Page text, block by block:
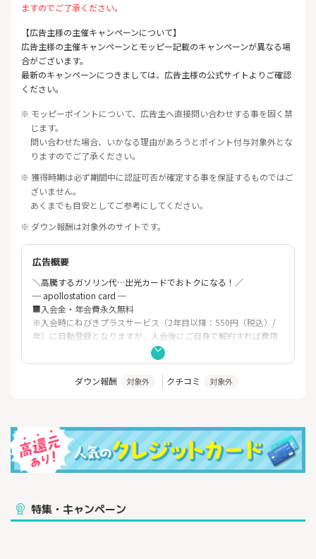
ますのでご了承ください。
【広告主様の主催キャンペーンについて】
広告主様の主催キャンペーンとモッピー記載のキャンペーンが異なる場
合がございます。
最新のキャンペーンにつきましては、広告主様の公式サイトよりご確認
ください。
※ モッピーポイントについて、広告主へ直接問い合わせする事を固く禁
じます。
問い合わせた場合、いかなる理由があろうとポイント付与対象外とな
りますのでご了承ください。
※ 獲得時期は必ず期間中に認証可否が確定する事を保証するものではご
ざいません。
あくまでも目安としてご参考にしてください。
※ ダウン報酬は対象外のサイトです。
広告概要
＼高騰するガソリン代…出光カードでおトクになる！／
─ apollostation card ─
■入会金・年会費永久無料
※入会時にねびきプラスサービス（2年目以降：550円（税込）/
年）に自動登録となりますが、入会後にご自身で解約すれば費用
※有料オプションサービスにご登録の場合は、別途年会費がかか
■apollostationで給油の際に「apollostation
■さらにねびきプラスサービスでご登録で最大10円/L引き！
■有料道路の料金所でスピーディな通行をサポートする「ETCカ
ード」も、年会費無料！
ダウン報酬 対象外 クチコミ 対象外
特集・キャンペーン